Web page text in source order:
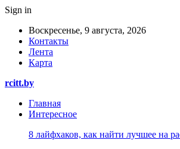
Sign in
Воскресенье, 9 августа, 2026
Контакты
Лента
Карта
rcitt.by
Главная
Интересное
8 лайфхаков, как найти лучшее на